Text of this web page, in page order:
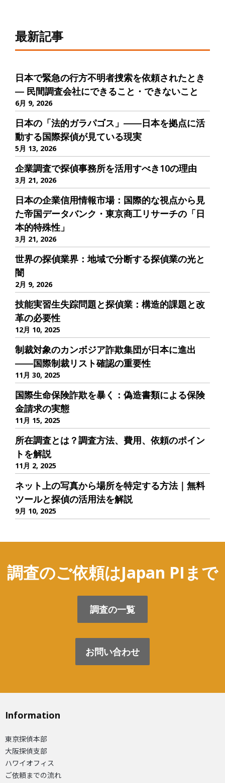
最新記事
日本で緊急の行方不明者捜索を依頼されたとき
― 民間調査会社にできること・できないこと
6月 9, 2026
日本の「法的ガラパゴス」――日本を拠点に活
動する国際探偵が見ている現実
5月 13, 2026
企業調査で探偵事務所を活用すべき10の理由
3月 21, 2026
日本の企業信用情報市場：国際的な視点から見
た帝国データバンク・東京商工リサーチの「日
本的特殊性」
3月 21, 2026
世界の探偵業界：地域で分断する探偵業の光と
闇
2月 9, 2026
技能実習生失踪問題と探偵業：構造的課題と改
革の必要性
12月 10, 2025
制裁対象のカンボジア詐欺集団が日本に進出
――国際制裁リスト確認の重要性
11月 30, 2025
国際生命保険詐欺を暴く：偽造書類による保険
金請求の実態
11月 15, 2025
所在調査とは？調査方法、費用、依頼のポイン
トを解説
11月 2, 2025
ネット上の写真から場所を特定する方法｜無料
ツールと探偵の活用法を解説
9月 10, 2025
調査のご依頼はJapan PIまで
調査の一覧
お問い合わせ
Information
東京探偵本部
大阪探偵支部
ハワイオフィス
ご依頼までの流れ